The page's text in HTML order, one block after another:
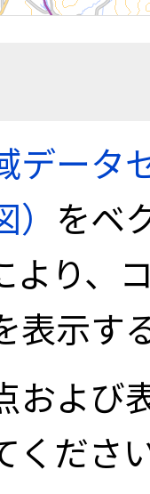
データ
をベ
より、
表示す
および
くださ